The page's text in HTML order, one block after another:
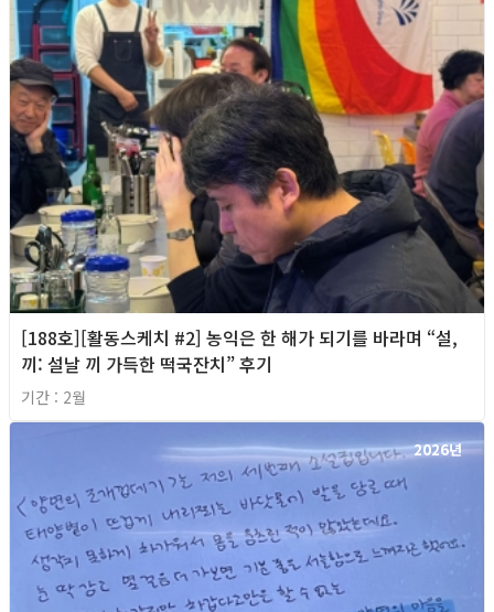
[188호][활동스케치 #2] 농익은 한 해가 되기를 바라며 “설,
끼: 설날 끼 가득한 떡국잔치” 후기
기간 : 2월
2026년